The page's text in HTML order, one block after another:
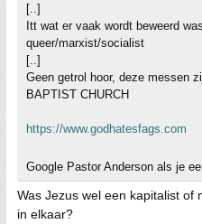
[..]
Itt wat er vaak wordt beweerd
queer/marxist/socialist
[..]
Geen getrol hoor, deze messen
BAPTIST CHURCH
https://www.godhatesfags.com
Google Pastor Anderson als je
Was Jezus wel een kapitalist of
in elkaar?